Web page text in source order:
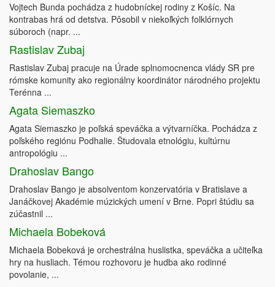
Vojtech Bunda pochádza z hudobníckej rodiny z Košíc. Na
kontrabas hrá od detstva. Pôsobil v niekoľkých folklórnych
súboroch (napr. ...
Rastislav Zubaj
Rastislav Zubaj pracuje na Úrade splnomocnenca vlády SR pre
rómske komunity ako regionálny koordinátor národného projektu
Terénna ...
Agata Siemaszko
Agata Siemaszko je poľská speváčka a výtvarníčka. Pochádza z
poľského regiónu Podhalie. Študovala etnológiu, kultúrnu
antropológiu ...
Drahoslav Bango
Drahoslav Bango je absolventom konzervatória v Bratislave a
Janáčkovej Akadémie múzických umení v Brne. Popri štúdiu sa
zúčastnil ...
Michaela Bobeková
Michaela Bobeková je orchestrálna huslistka, speváčka a učiteľka
hry na husliach. Témou rozhovoru je hudba ako rodinné
povolanie, ...